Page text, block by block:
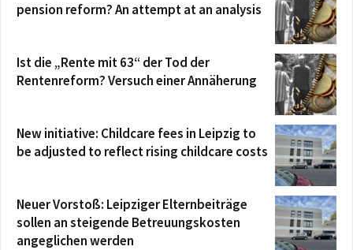
pension reform? An attempt at an analysis
Ist die „Rente mit 63“ der Tod der
Rentenreform? Versuch einer Annäherung
New initiative: Childcare fees in Leipzig to
be adjusted to reflect rising childcare costs
Neuer Vorstoß: Leipziger Elternbeiträge
sollen an steigende Betreuungskosten
angeglichen werden